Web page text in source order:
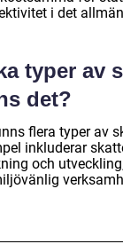
i det
typer av
det?
flera typer av
inkluderar
och